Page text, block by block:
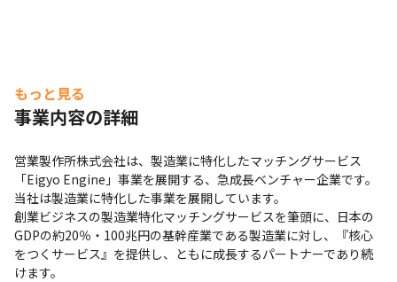
もっと見る
事業内容の詳細
営業製作所株式会社は、製造業に特化したマッチングサービス
「Eigyo Engine」事業を展開する、急成長ベンチャー企業です。
当社は製造業に特化した事業を展開しています。
創業ビジネスの製造業特化マッチングサービスを筆頭に、日本の
GDPの約20％・100兆円の基幹産業である製造業に対し、『核心
をつくサービス』を提供し、ともに成長するパートナーであり続
けます。